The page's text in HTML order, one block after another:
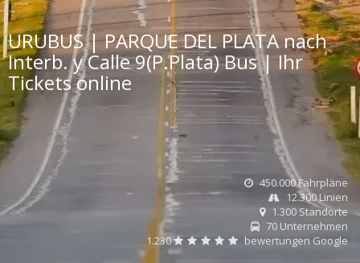
URUBUS | PARQUE DEL PLATA nach
Interb. y Calle 9(P.Plata) Bus | Ihr
Tickets online
450.000 Fahrpläne
12.300 Linien
1.300 Standorte
70 Unternehmen
1.230
bewertungen Google